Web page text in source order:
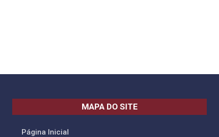
MAPA DO SITE
Página Inicial